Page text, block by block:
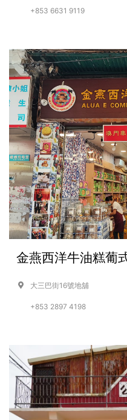
+853 6631 9119
金燕西洋牛油糕葡
大三巴街16號地舖
+853 2897 4198